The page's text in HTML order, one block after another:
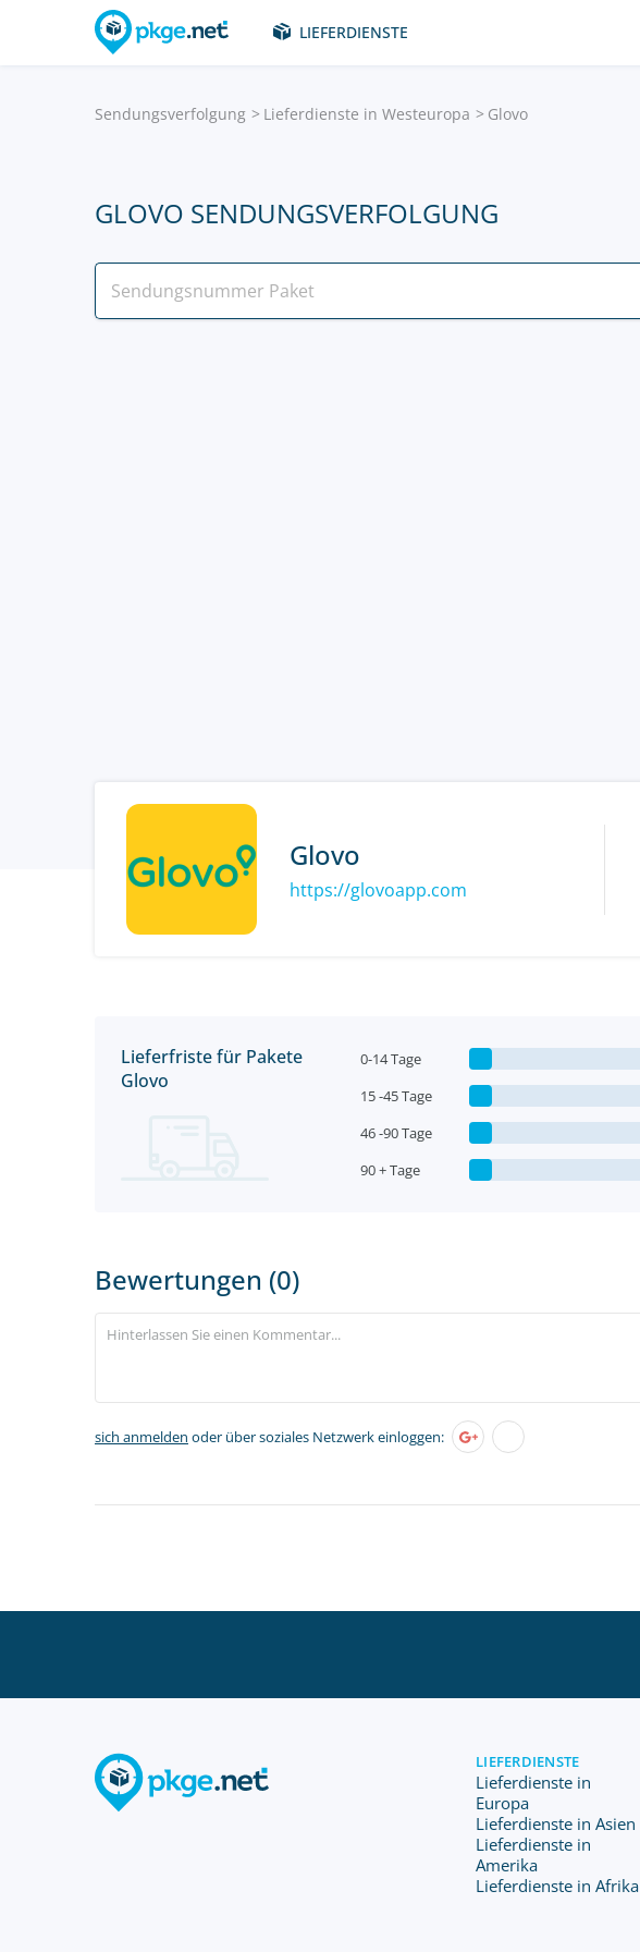
LIEFERDIENSTE
Sendungsverfolgung Lieferdienste in Westeuropa Glovo
GLOVO SENDUNGSVERFOLGUNG
Glovo
https://glovoapp.com
Lieferfriste für Pakete
Glovo
0-14 Tage
15 -45 Tage
46 -90 Tage
90 + Tage
Bewertungen (0)
sich anmelden oder über soziales Netzwerk einloggen:
LIEFERDIENSTE
Lieferdienste in
Europa
Lieferdienste in Asien
Lieferdienste in
Amerika
Lieferdienste in Afrika